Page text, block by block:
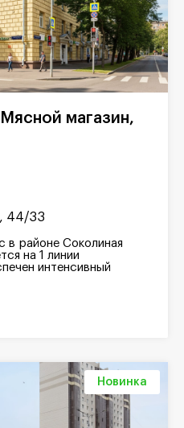
44/33
в районе Соколиная
на 1 линии
интенсивный
Новинка